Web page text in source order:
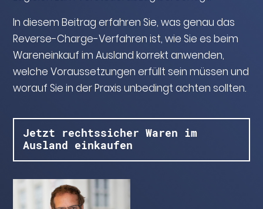
In diesem Beitrag erfahren Sie, was genau das
Reverse-Charge-Verfahren ist, wie Sie es beim
Wareneinkauf im Ausland korrekt anwenden,
welche Voraussetzungen erfüllt sein müssen und
worauf Sie in der Praxis unbedingt achten sollten.
Jetzt rechtssicher Waren im
Ausland einkaufen